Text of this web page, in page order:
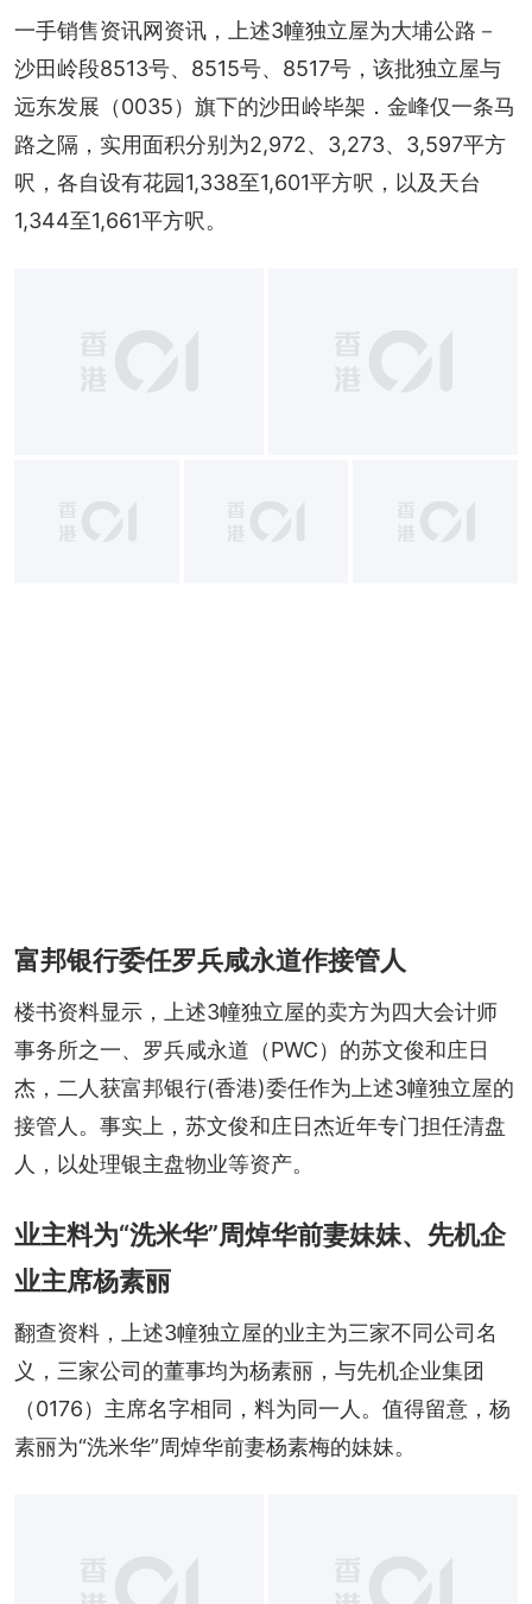
一手销售资讯网资讯，上述3幢独立屋为大埔公路－
沙田岭段8513号、8515号、8517号，该批独立屋与
远东发展（0035）旗下的沙田岭毕架．金峰仅一条马
路之隔，实用面积分别为2,972、3,273、3,597平方
呎，各自设有花园1,338至1,601平方呎，以及天台
1,344至1,661平方呎。
富邦银行委任罗兵咸永道作接管人
楼书资料显示，上述3幢独立屋的卖方为四大会计师
事务所之一、罗兵咸永道（PWC）的苏文俊和庄日
杰，二人获富邦银行(香港)委任作为上述3幢独立屋的
接管人。事实上，苏文俊和庄日杰近年专门担任清盘
人，以处理银主盘物业等资产。
业主料为“洗米华”周焯华前妻妹妹、先机企
业主席杨素丽
翻查资料，上述3幢独立屋的业主为三家不同公司名
义，三家公司的董事均为杨素丽，与先机企业集团
（0176）主席名字相同，料为同一人。值得留意，杨
素丽为“洗米华”周焯华前妻杨素梅的妹妹。